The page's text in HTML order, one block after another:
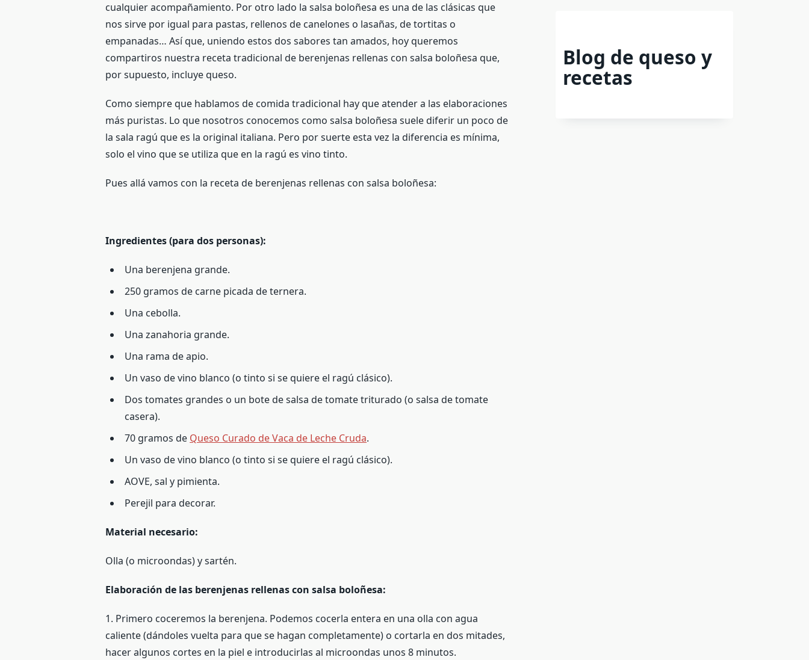
cualquier acompañamiento. Por otro lado la salsa boloñesa es una de las clásicas que
nos sirve por igual para pastas, rellenos de canelones o lasañas, de tortitas o
empanadas… Así que, uniendo estos dos sabores tan amados, hoy queremos
compartiros nuestra receta tradicional de berenjenas rellenas con salsa boloñesa que,
por supuesto, incluye queso.
Como siempre que hablamos de comida tradicional hay que atender a las elaboraciones
más puristas. Lo que nosotros conocemos como salsa boloñesa suele diferir un poco de
la sala ragú que es la original italiana. Pero por suerte esta vez la diferencia es mínima,
solo el vino que se utiliza que en la ragú es vino tinto.
Pues allá vamos con la receta de berenjenas rellenas con salsa boloñesa:
Ingredientes (para dos personas):
Una berenjena grande.
250 gramos de carne picada de ternera.
Una cebolla.
Una zanahoria grande.
Una rama de apio.
Un vaso de vino blanco (o tinto si se quiere el ragú clásico).
Dos tomates grandes o un bote de salsa de tomate triturado (o salsa de tomate
casera).
70 gramos de Queso Curado de Vaca de Leche Cruda.
Un vaso de vino blanco (o tinto si se quiere el ragú clásico).
AOVE, sal y pimienta.
Perejil para decorar.
Material necesario:
Olla (o microondas) y sartén.
Elaboración de las berenjenas rellenas con salsa boloñesa:
1. Primero coceremos la berenjena. Podemos cocerla entera en una olla con agua
caliente (dándoles vuelta para que se hagan completamente) o cortarla en dos mitades,
hacer algunos cortes en la piel e introducirlas al microondas unos 8 minutos.
Blog de queso y
recetas